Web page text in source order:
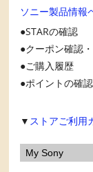
ソニー製品情報
STARの確認
クーポン確認
ご購入履歴
ポイントの確認
▼ ストアご利用
My Sony